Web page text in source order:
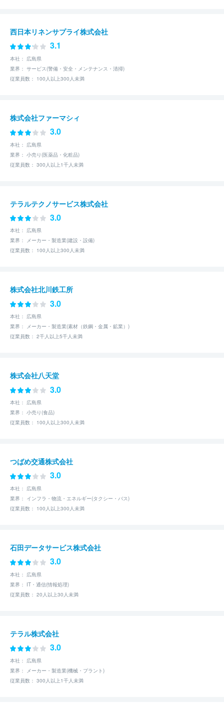
西日本リネンサプライ株式会社
3.1
本社： 広島県
業界： サービス(警備・安全・メンテナンス・清掃)
従業員数： 100人以上300人未満
株式会社ファーマシィ
3.0
本社： 広島県
業界： 小売り(医薬品・化粧品)
従業員数： 300人以上1千人未満
テラルテクノサービス株式会社
3.0
本社： 広島県
業界： メーカー・製造業(建設・設備)
従業員数： 100人以上300人未満
株式会社北川鉄工所
3.0
本社： 広島県
業界： メーカー・製造業(素材（鉄鋼・金属・鉱業）)
従業員数： 2千人以上5千人未満
株式会社八天堂
3.0
本社： 広島県
業界： 小売り(食品)
従業員数： 100人以上300人未満
つばめ交通株式会社
3.0
本社： 広島県
業界： インフラ・物流・エネルギー(タクシー・バス)
従業員数： 100人以上300人未満
石田データサービス株式会社
3.0
本社： 広島県
業界： IT・通信(情報処理)
従業員数： 20人以上30人未満
テラル株式会社
3.0
本社： 広島県
業界： メーカー・製造業(機械・プラント)
従業員数： 300人以上1千人未満